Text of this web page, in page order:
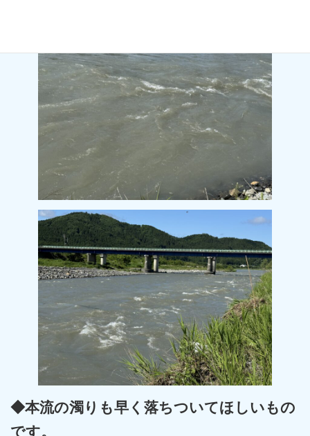
◆本流の濁りも早く落ちついてほしいもの
です。